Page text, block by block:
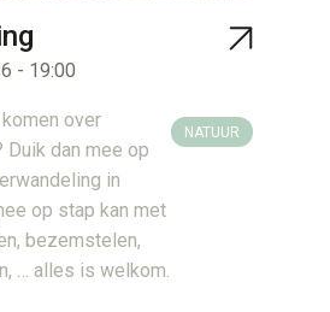
- 19:00
over
dan mee op
in
op stap kan met
bezemstelen,
… alles is welkom.
NATUUR